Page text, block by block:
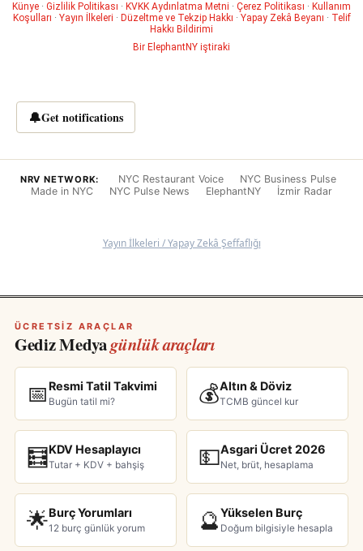
Künye · Gizlilik Politikası · KVKK Aydınlatma Metni · Çerez Politikası · Kullanım
Koşulları · Yayın İlkeleri · Düzeltme ve Tekzip Hakkı · Yapay Zekâ Beyanı · Telif
Hakkı Bildirimi
Bir ElephantNY iştiraki
🔔Get notifications
NRV NETWORK: NYC Restaurant Voice
NYC Business Pulse
Made in NYC
NYC Pulse News ElephantNY İzmir Radar
Yayın İlkeleri / Yapay Zekâ Şeffaflığı
ÜCRETSIZ ARAÇLAR
Gediz Medyagünlük araçları
📅 Resmi Tatil Takvimi
Bugün tatil mi? 💰Altın & Döviz
TCMB güncel kur
🧮 KDV Hesaplayıcı
Tutar + KDV + bahşiş 💵Asgari Ücret 2026
Net, brüt, hesaplama
🌟Burç Yorumları
12 burç günlük yorum 🔮Yükselen Burç
Doğum bilgisiyle hesapla